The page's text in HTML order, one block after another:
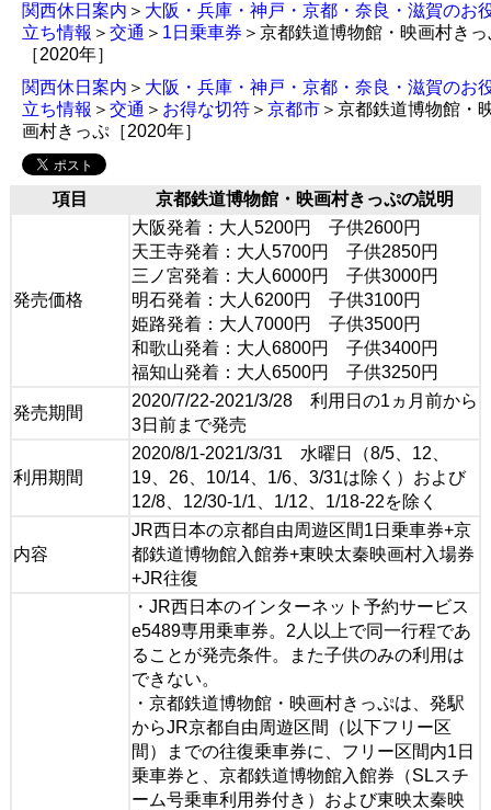
関西休日案内 ＞ 大阪・兵庫・神戸・京都・奈良・滋賀のお
立ち情報 ＞ 交通 ＞ 1日乗車券 ＞京都鉄道博物館・映画村き
［2020年］
関西休日案内 ＞ 大阪・兵庫・神戸・京都・奈良・滋賀のお
立ち情報 ＞ 交通 ＞ お得な切符 ＞ 京都市 ＞京都鉄道博物館・
画村きっぷ［2020年］
項目 京都鉄道博物館・映画村きっぷの説明
発売価格
大阪発着：大人5200円 子供2600円
天王寺発着：大人5700円 子供2850円
三ノ宮発着：大人6000円 子供3000円
明石発着：大人6200円 子供3100円
姫路発着：大人7000円 子供3500円
和歌山発着：大人6800円 子供3400円
福知山発着：大人6500円 子供3250円
発売期間
2020/7/22-2021/3/28 利用日の1ヵ月前から
3日前まで発売
利用期間
2020/8/1-2021/3/31 水曜日（8/5、12、
19、26、10/14、1/6、3/31は除く）および
12/8、12/30-1/1、1/12、1/18-22を除く
内容
JR西日本の京都自由周遊区間1日乗車券+京
都鉄道博物館入館券+東映太秦映画村入場券
+JR往復
・JR西日本のインターネット予約サービス
e5489専用乗車券。2人以上で同一行程であ
ることが発売条件。また子供のみの利用は
できない。
・京都鉄道博物館・映画村きっぷは、発駅
からJR京都自由周遊区間（以下フリー区
間）までの往復乗車券に、フリー区間内1日
乗車券と、京都鉄道博物館入館券（SLスチ
ーム号乗車利用券付き）および東映太秦映